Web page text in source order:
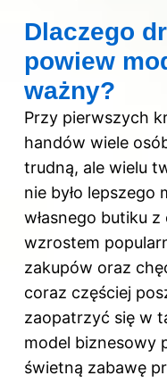
Dlaczego
powiew
ważny?
Przy pierwszych
handów wiele
trudną, ale wielu
nie było lepszego
własnego butiku
wzrostem
zakupów oraz
coraz częściej
zaopatrzyć się w
model biznesowy
świetną zabawę